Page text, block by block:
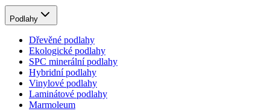
Podlahy
Dřevěné podlahy
Ekologické podlahy
SPC minerální podlahy
Hybridní podlahy
Vinylové podlahy
Laminátové podlahy
Marmoleum